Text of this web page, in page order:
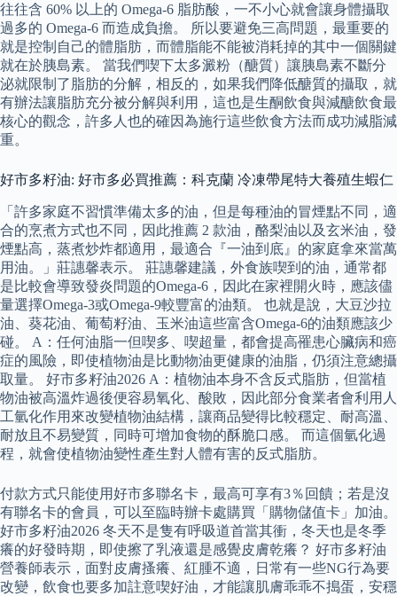
往往含 60% 以上的 Omega-6 脂肪酸，一不小心就會讓身體攝取
過多的 Omega-6 而造成負擔。 所以要避免三高問題，最重要的
就是控制自己的體脂肪，而體脂能不能被消耗掉的其中一個關鍵
就在於胰島素。 當我們喫下太多澱粉（醣質）讓胰島素不斷分
泌就限制了脂肪的分解，相反的，如果我們降低醣質的攝取，就
有辦法讓脂肪充分被分解與利用，這也是生酮飲食與減醣飲食最
核心的觀念，許多人也的確因為施行這些飲食方法而成功減脂減
重。
好市多籽油: 好市多必買推薦：科克蘭 冷凍帶尾特大養殖生蝦仁
「許多家庭不習慣準備太多的油，但是每種油的冒煙點不同，適
合的烹煮方式也不同，因此推薦 2 款油，酪梨油以及玄米油，發
煙點高，蒸煮炒炸都適用，最適合『一油到底』的家庭拿來當萬
用油。」莊譓馨表示。 莊譓馨建議，外食族喫到的油，通常都
是比較會導致發炎問題的Omega-6，因此在家裡開火時，應該儘
量選擇Omega-3或Omega-9較豐富的油類。 也就是說，大豆沙拉
油、葵花油、葡萄籽油、玉米油這些富含Omega-6的油類應該少
碰。 A：任何油脂一但喫多、喫超量，都會提高罹患心臟病和癌
症的風險，即使植物油是比動物油更健康的油脂，仍須注意總攝
取量。 好市多籽油2026 A：植物油本身不含反式脂肪，但當植
物油被高溫炸過後便容易氧化、酸敗，因此部分食業者會利用人
工氫化作用來改變植物油結構，讓商品變得比較穩定、耐高溫、
耐放且不易變質，同時可增加食物的酥脆口感。 而這個氫化過
程，就會使植物油變性產生對人體有害的反式脂肪。
付款方式只能使用好市多聯名卡，最高可享有3％回饋；若是沒
有聯名卡的會員，可以至臨時辦卡處購買「購物儲值卡」加油。
好市多籽油2026 冬天不是隻有呼吸道首當其衝，冬天也是冬季
癢的好發時期，即使擦了乳液還是感覺皮膚乾癢？ 好市多籽油
營養師表示，面對皮膚搔癢、紅腫不適，日常有一些NG行為要
改變，飲食也要多加註意喫好油，才能讓肌膚乖乖不搗蛋，安穩